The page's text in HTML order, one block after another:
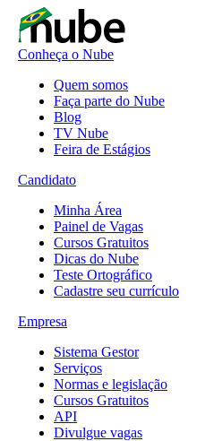
Conheça o Nube
Quem somos
Faça parte do Nube
Blog
TV Nube
Feira de Estágios
Candidato
Minha Área
Painel de Vagas
Cursos Gratuitos
Dicas do Nube
Teste Ortográfico
Cadastre seu currículo
Empresa
Sistema Gestor
Serviços
Normas e legislação
Cursos Gratuitos
API
Divulgue vagas